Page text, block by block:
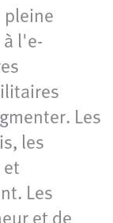
l'e-
Les
les
Les
et de